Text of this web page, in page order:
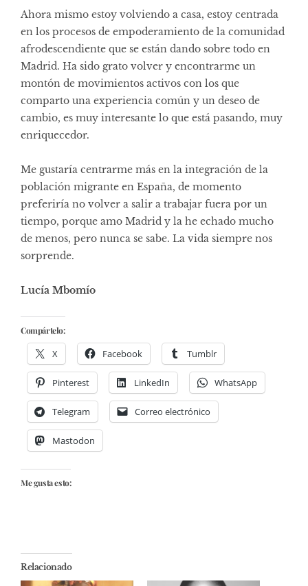
Ahora mismo estoy volviendo a casa, estoy centrada
en los procesos de empoderamiento de la comunidad
afrodescendiente que se están dando sobre todo en
Madrid. Ha sido grato volver y encontrarme un
montón de movimientos activos con los que
comparto una experiencia común y un deseo de
cambio, es muy interesante lo que está pasando, muy
enriquecedor.
Me gustaría centrarme más en la integración de la
población migrante en España, de momento
preferiría no volver a salir a trabajar fuera por un
tiempo, porque amo Madrid y la he echado mucho
de menos, pero nunca se sabe. La vida siempre nos
sorprende.
Lucía Mbomío
Compártelo:
X Facebook Tumblr
Pinterest LinkedIn WhatsApp
Telegram Correo electrónico
Mastodon
Me gusta esto:
Relacionado